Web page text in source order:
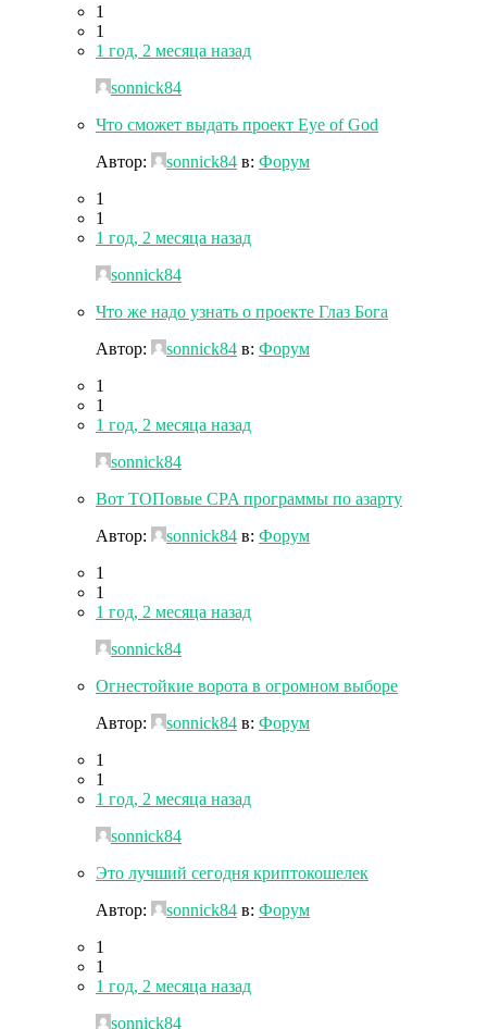
1
1
1 год, 2 месяца назад
sonnick84
Что сможет выдать проект Eye of God
Автор:
sonnick84 в: Форум
1
1
1 год, 2 месяца назад
sonnick84
Что же надо узнать о проекте Глаз Бога
Автор:
sonnick84 в: Форум
1
1
1 год, 2 месяца назад
sonnick84
Вот ТОПовые CPA программы по азарту
Автор:
sonnick84 в: Форум
1
1
1 год, 2 месяца назад
sonnick84
Огнестойкие ворота в огромном выборе
Автор:
sonnick84 в: Форум
1
1
1 год, 2 месяца назад
sonnick84
Это лучший сегодня криптокошелек
Автор:
sonnick84 в: Форум
1
1
1 год, 2 месяца назад
sonnick84